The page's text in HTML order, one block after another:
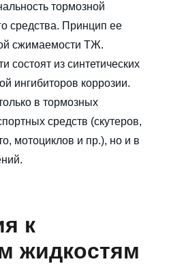
тормозной
средства. Принцип ее
сжимаемости ТЖ.
из синтетических
ингибиторов коррозии.
в тормозных
средств (скутеров,
мотоциклов и пр.), но и в
к
жидкостям